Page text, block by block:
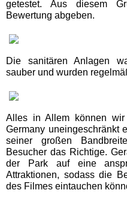
Mehliskopf
Fundorena Feldberg
Haus der Natur Feldberg
Rodelbahn Gutach
getestet. Aus diesem
Bewertung abgeben.
Die sanitären Anlagen
sauber und wurden
Alles in Allem können
Germany uneingeschränkt
seiner großen
Besucher das Richtige.
der Park auf eine
Attraktionen, sodass die
des Filmes eintauchen